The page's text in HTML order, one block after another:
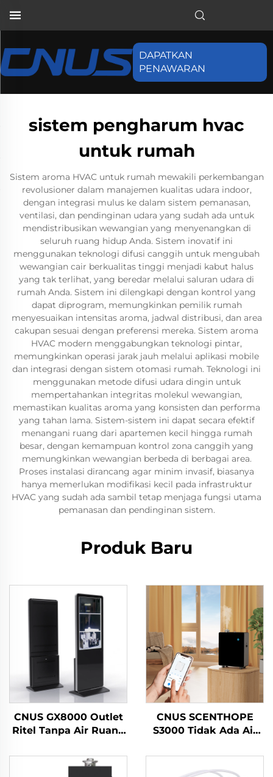
DAPATKAN
PENAWARAN
sistem pengharum hvac
untuk rumah
Sistem aroma HVAC untuk rumah mewakili perkembangan
revolusioner dalam manajemen kualitas udara indoor,
dengan integrasi mulus ke dalam sistem pemanasan,
ventilasi, dan pendinginan udara yang sudah ada untuk
mendistribusikan wewangian yang menyenangkan di
seluruh ruang hidup Anda. Sistem inovatif ini
menggunakan teknologi difusi canggih untuk mengubah
wewangian cair berkualitas tinggi menjadi kabut halus
yang tak terlihat, yang beredar melalui saluran udara di
rumah Anda. Sistem ini dilengkapi dengan kontrol yang
dapat diprogram, memungkinkan pemilik rumah
menyesuaikan intensitas aroma, jadwal distribusi, dan area
cakupan sesuai dengan preferensi mereka. Sistem aroma
HVAC modern menggabungkan teknologi pintar,
memungkinkan operasi jarak jauh melalui aplikasi mobile
dan integrasi dengan sistem otomasi rumah. Teknologi ini
menggunakan metode difusi udara dingin untuk
mempertahankan integritas molekul wewangian,
memastikan kualitas aroma yang konsisten dan performa
yang tahan lama. Sistem-sistem ini dapat secara efektif
menangani ruang dari apartemen kecil hingga rumah
besar, dengan kemampuan kontrol zona canggih yang
memungkinkan wewangian berbeda di berbagai area.
Proses instalasi dirancang agar minim invasif, biasanya
hanya memerlukan modifikasi kecil pada infrastruktur
HVAC yang sudah ada sambil tetap menjaga fungsi utama
pemanasan dan pendinginan sistem.
Produk Baru
CNUS GX8000 Outlet
Ritel Tanpa Air Ruang
Aroma Diffuser Sistem
Bau LCD Touch Screen
CNUS SCENTHOPE
S3000 Tidak Ada Air
Akrilik Aroma Diffuser
Diffusion Sistem